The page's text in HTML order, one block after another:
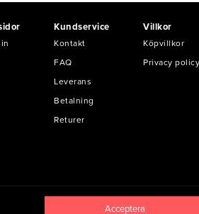
Kundservice
Kontakt
FAQ
Leverans
Betalning
Returer
Villkor
Köpvillkor
Privacy policy
Acceptera